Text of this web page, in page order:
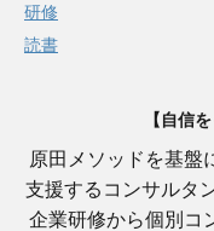
研修
読書
【自信
原田メソッドを基盤
支援するコンサルタ
企業研修から個別コ